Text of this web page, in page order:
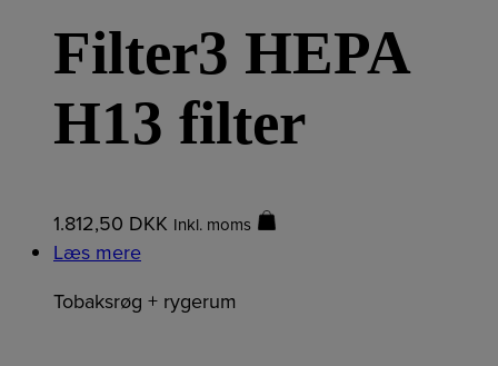
Filter3 HEPA
H13 filter
1.812,50 DKK Inkl. moms
Læs mere
Tobaksrøg + rygerum